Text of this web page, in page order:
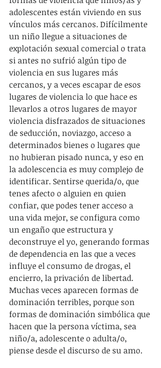
adolescentes están viviendo en sus
vínculos más cercanos. Difícilmente
un niño llegue a situaciones de
explotación sexual comercial o trata
si antes no sufrió algún tipo de
violencia en sus lugares más
cercanos, y a veces escapar de esos
lugares de violencia lo que hace es
llevarlos a otros lugares de mayor
violencia disfrazados de situaciones
de seducción, noviazgo, acceso a
determinados bienes o lugares que
no hubieran pisado nunca, y eso en
la adolescencia es muy complejo de
identificar. Sentirse querida/o, que
tenes afecto o alguien en quien
confiar, que podes tener acceso a
una vida mejor, se configura como
un engaño que estructura y
deconstruye el yo, generando formas
de dependencia en las que a veces
influye el consumo de drogas, el
encierro, la privación de libertad.
Muchas veces aparecen formas de
dominación terribles, porque son
formas de dominación simbólica que
hacen que la persona víctima, sea
niño/a, adolescente o adulta/o,
piense desde el discurso de su amo.